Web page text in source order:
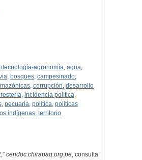
agronomía, agua,
, bosques, campesinado,
, corrupción, desarrollo
, incidencia política,
, pecuaria, política, políticas
indígenas, territorio
cendoc.chirapaq.org.pe, consulta